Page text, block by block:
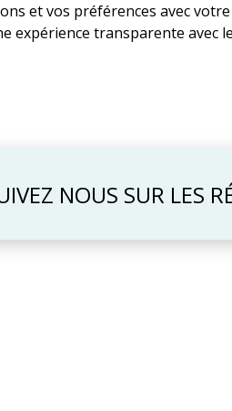
et vos préférences avec
expérience transparente avec
NOUS SUR LES